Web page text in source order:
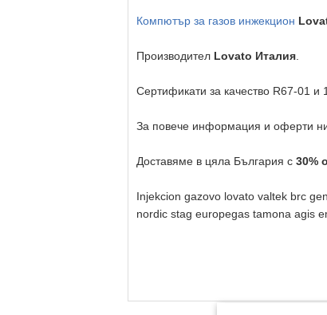
Компютър за газов инжекцион
Производител Lovato Италия
Сертификати за качество R67-01 и
За повече информация и оферти
Доставяме в цяла България с 30%
Injekcion gazovo lovato valtek brc
nordic stag europegas tamona agis